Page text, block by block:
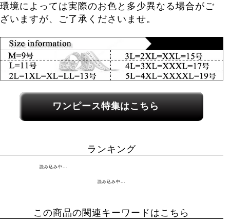
環境によっては実際のお色と多少異なる場合がご
ざいますが、ご了承くださいませ。
関連カテゴリーへのリンク
ワンピース特集はこちら
ランキング
読み込み中...
読み込み中...
この商品の関連キーワードはこちら